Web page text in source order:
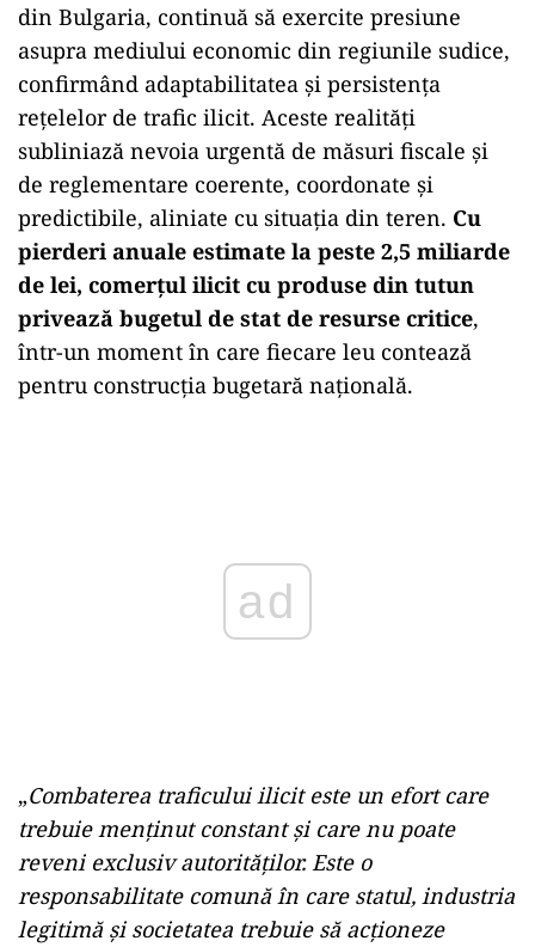
din Bulgaria, continuă să exercite presiune
asupra mediului economic din regiunile sudice,
confirmând adaptabilitatea și persistența
rețelelor de trafic ilicit. Aceste realități
subliniază nevoia urgentă de măsuri fiscale și
de reglementare coerente, coordonate și
predictibile, aliniate cu situația din teren. Cu
pierderi anuale estimate la peste 2,5 miliarde
de lei, comerțul ilicit cu produse din tutun
privează bugetul de stat de resurse critice,
într-un moment în care fiecare leu contează
pentru construcția bugetară națională.
„Combaterea traficului ilicit este un efort care
trebuie menținut constant și care nu poate
reveni exclusiv autorităților. Este o
responsabilitate comună în care statul, industria
legitimă și societatea trebuie să acționeze